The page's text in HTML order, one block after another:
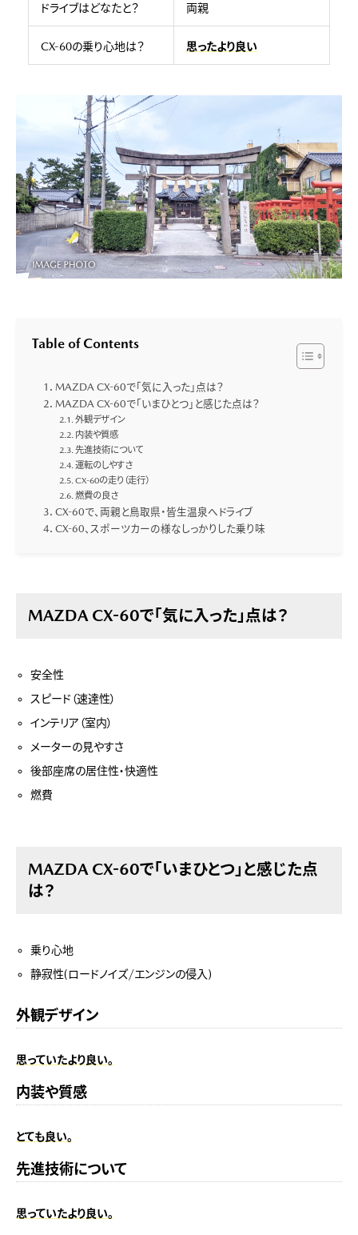
ドライブはどなたと？ 両親
CX-60の乗り心地は？ 思ったより良い
Table of Contents
MAZDA CX-60で「気に入った」点は？
MAZDA CX-60で「いまひとつ」と感じた点は？
外観デザイン
内装や質感
先進技術について
運転のしやすさ
CX-60の走り（走行）
燃費の良さ
CX-60で、両親と鳥取県・皆生温泉へドライブ
CX-60、スポーツカーの様なしっかりした乗り味
MAZDA CX-60で「気に入った」点は？
安全性
スピード（速達性）
インテリア（室内）
メーターの見やすさ
後部座席の居住性・快適性
燃費
MAZDA CX-60で「いまひとつ」と感じた点
は？
乗り心地
静寂性(ロードノイズ/エンジンの侵入)
外観デザイン
思っていたより良い。
内装や質感
とても良い。
先進技術について
思っていたより良い。